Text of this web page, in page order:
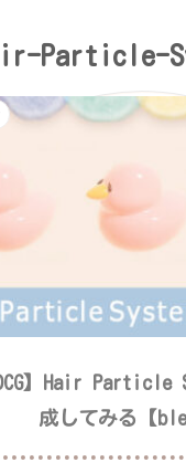
Particle-
】Hair Particle
成してみる【